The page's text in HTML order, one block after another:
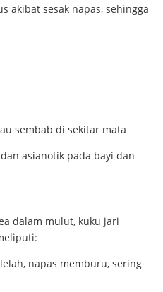
akibat sesak napas, sehingga
sembab di sekitar mata
asianotik pada bayi dan
dalam mulut, kuku jari
napas memburu, sering